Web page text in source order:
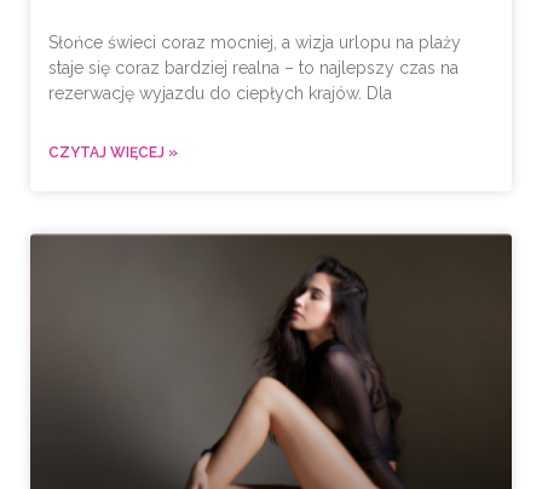
Słońce świeci coraz mocniej, a wizja urlopu na plaży
staje się coraz bardziej realna – to najlepszy czas na
rezerwację wyjazdu do ciepłych krajów. Dla
CZYTAJ WIĘCEJ »